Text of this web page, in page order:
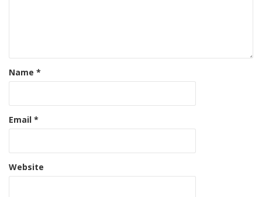
Name *
Email *
Website